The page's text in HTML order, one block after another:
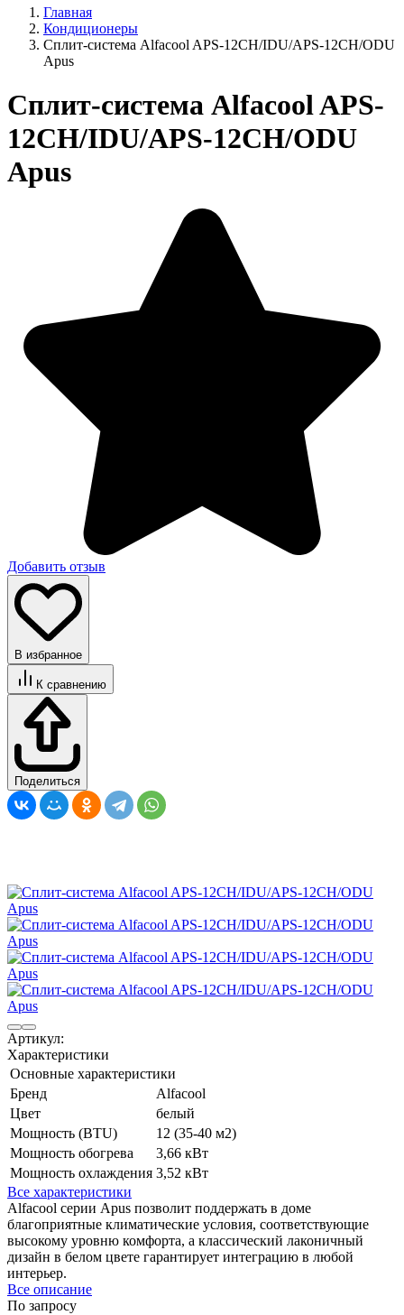
Главная
Кондиционеры
Сплит-система Alfacool APS-12CH/IDU/APS-12CH/ODU
Apus
Сплит-система Alfacool APS-
12CH/IDU/APS-12CH/ODU
Apus
Добавить отзыв
В избранное
К сравнению
Поделиться
Артикул:
Характеристики
Основные характеристики
Бренд
Alfacool
Цвет
белый
Мощность (BTU)
12 (35-40 м2)
Мощность обогрева
3,66 кВт
Мощность охлаждения 3,52 кВт
Все характеристики
Alfacool серии Apus позволит поддержать в доме
благоприятные климатические условия, соответствующие
высокому уровню комфорта, а классический лаконичный
дизайн в белом цвете гарантирует интеграцию в любой
интерьер.
Все описание
По запросу